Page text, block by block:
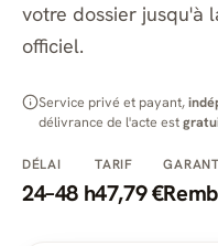
votre dossier jusqu'à
officiel.
Service privé et payant,
délivrance de l'acte est
DÉLAI
24–48 h
TARIF
47,79 €